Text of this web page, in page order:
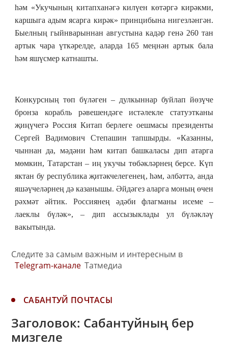
һәм «Укучының китапханәгә килүен көтәргә кирәкми,
каршыга адым ясарга кирәк» принцибына нигезләнгән.
Быелның гыйнварыннан августына кадәр генә 260 тан
артык чара үткәрелде, аларда 165 меңнән артык бала
һәм яшүсмер катнашты.
Конкурсның төп бүләген – дулкыннар буйлап йөзүче
бронза корабль рәвешендәге истәлекле статуэтканы
җиңүчегә Россия Китап берлегеоешмасыпрезиденты
Сергей Вадимович Степашин тапшырды. «Казанны,
чыннан да, мәдәни һәм китап башкаласы дип атарга
мөмкин, Татарстан– иң укучы төбәкләрнең берсе. Күп
яктан бу республика җитәкчелегенең, һәм, әлбәттә, анда
яшәүчеләрнең дә казанышы. Әйдәгез аларга моның өчен
рәхмәт әйтик. Россиянең әдәби флагманы исеме –
лаеклы бүләк»,– дип ассызыклады ул бүләкләү
вакытында.
Следите за самым важным и интересным в
Telegram-канале Татмедиа
САБАНТУЙ ПОЧТАСЫ
Заголовок: Сабантуйның бер
мизгеле